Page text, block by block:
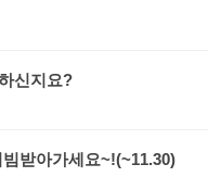
신지요?
받아가세요~!(~11.30)